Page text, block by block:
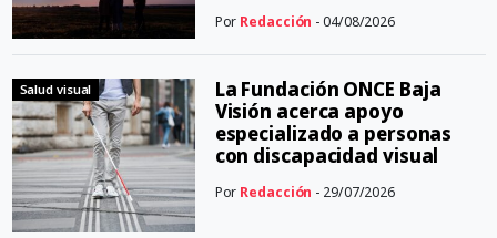
Por Redacción - 04/08/2026
Salud visual
La Fundación ONCE Baja
Visión acerca apoyo
especializado a personas
con discapacidad visual
Por Redacción - 29/07/2026